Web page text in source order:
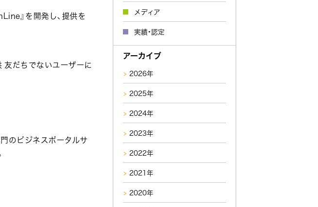
』を開発し、提供を
友だちでないユーザーに
のビジネスポータルサ
メディア
実績・認定
アーカイブ
2026年
2025年
2024年
2023年
2022年
2021年
2020年